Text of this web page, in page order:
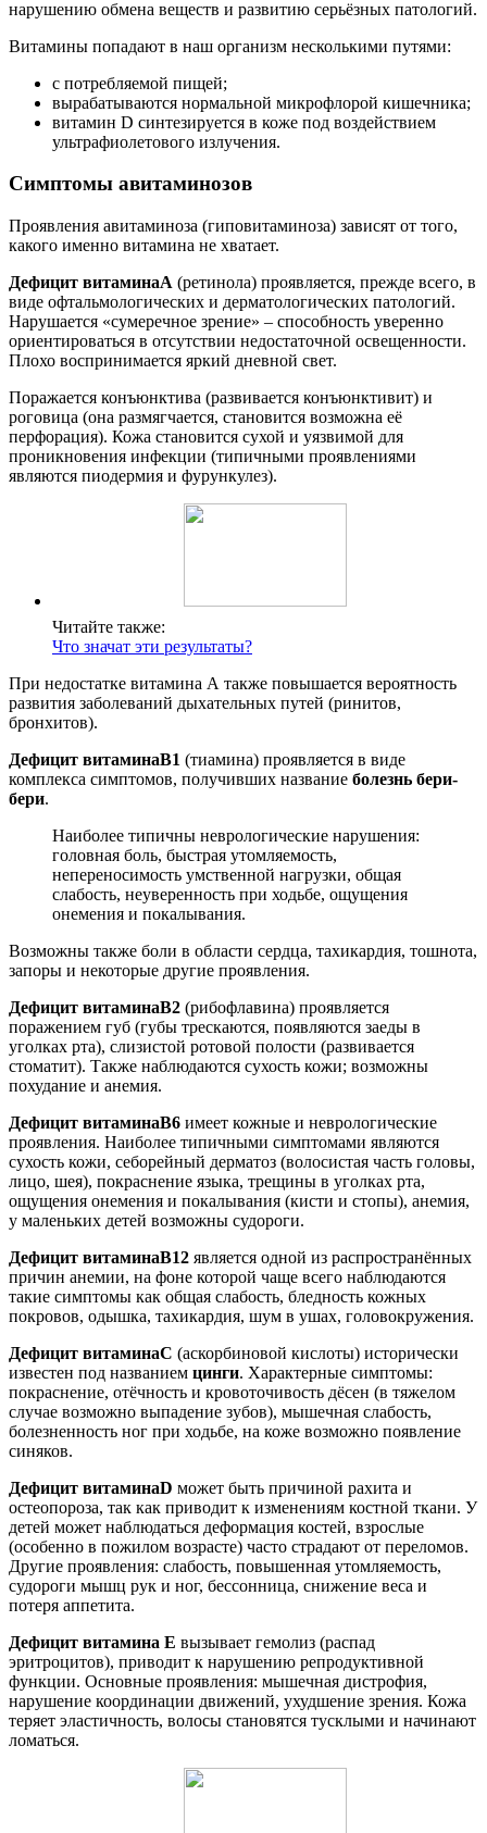
нарушению обмена веществ и развитию серьёзных патологий.
Витамины попадают в наш организм несколькими путями:
с потребляемой пищей;
вырабатываются нормальной микрофлорой кишечника;
витамин D синтезируется в коже под воздействием
ультрафиолетового излучения.
Симптомы авитаминозов
Проявления авитаминоза (гиповитаминоза) зависят от того,
какого именно витамина не хватает.
Дефицит витаминаA (ретинола) проявляется, прежде всего, в
виде офтальмологических и дерматологических патологий.
Нарушается «сумеречное зрение» – способность уверенно
ориентироваться в отсутствии недостаточной освещенности.
Плохо воспринимается яркий дневной свет.
Поражается конъюнктива (развивается конъюнктивит) и
роговица (она размягчается, становится возможна её
перфорация). Кожа становится сухой и уязвимой для
проникновения инфекции (типичными проявлениями
являются пиодермия и фурункулез).
Читайте также:
Что значат эти результаты?
При недостатке витамина А также повышается вероятность
развития заболеваний дыхательных путей (ринитов,
бронхитов).
Дефицит витаминаB1 (тиамина) проявляется в виде
комплекса симптомов, получивших название болезнь бери-
бери.
Наиболее типичны неврологические нарушения:
головная боль, быстрая утомляемость,
непереносимость умственной нагрузки, общая
слабость, неуверенность при ходьбе, ощущения
онемения и покалывания.
Возможны также боли в области сердца, тахикардия, тошнота,
запоры и некоторые другие проявления.
Дефицит витаминаB2 (рибофлавина) проявляется
поражением губ (губы трескаются, появляются заеды в
уголках рта), слизистой ротовой полости (развивается
стоматит). Также наблюдаются сухость кожи; возможны
похудание и анемия.
Дефицит витаминаB6 имеет кожные и неврологические
проявления. Наиболее типичными симптомами являются
сухость кожи, себорейный дерматоз (волосистая часть головы,
лицо, шея), покраснение языка, трещины в уголках рта,
ощущения онемения и покалывания (кисти и стопы), анемия,
у маленьких детей возможны судороги.
Дефицит витаминаB12 является одной из распространённых
причин анемии, на фоне которой чаще всего наблюдаются
такие симптомы как общая слабость, бледность кожных
покровов, одышка, тахикардия, шум в ушах, головокружения.
Дефицит витаминаC (аскорбиновой кислоты) исторически
известен под названием цинги. Характерные симптомы:
покраснение, отёчность и кровоточивость дёсен (в тяжелом
случае возможно выпадение зубов), мышечная слабость,
болезненность ног при ходьбе, на коже возможно появление
синяков.
Дефицит витаминаD может быть причиной рахита и
остеопороза, так как приводит к изменениям костной ткани. У
детей может наблюдаться деформация костей, взрослые
(особенно в пожилом возрасте) часто страдают от переломов.
Другие проявления: слабость, повышенная утомляемость,
судороги мышц рук и ног, бессонница, снижение веса и
потеря аппетита.
Дефицит витамина Е вызывает гемолиз (распад
эритроцитов), приводит к нарушению репродуктивной
функции. Основные проявления: мышечная дистрофия,
нарушение координации движений, ухудшение зрения. Кожа
теряет эластичность, волосы становятся тусклыми и начинают
ломаться.